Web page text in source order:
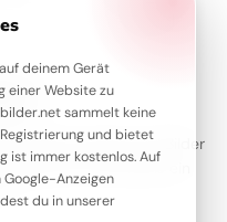
deinem Gerät
einer Website zu
sammelt keine
und bietet
ist immer kostenlos. Auf
Anzeigen
du in unserer
Grüße und Bilder
und verschenke ein